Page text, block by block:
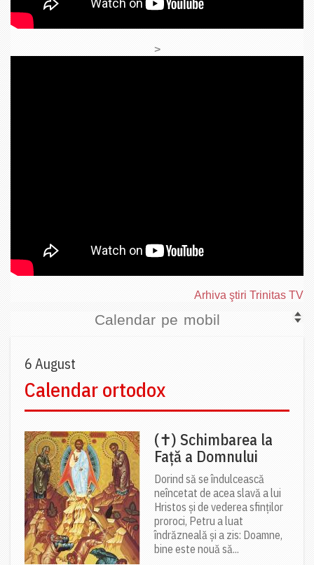
>
Arhiva ştiri Trinitas TV
Calendar pe mobil
6 August
Calendar ortodox
(✝) Schimbarea la
Față a Domnului
Dorind să se îndulcească
neîncetat de acea slavă a lui
Hristos și de vederea sfinților
proroci, Petru a luat
îndrăzneală și a zis: Doamne,
bine este nouă să...